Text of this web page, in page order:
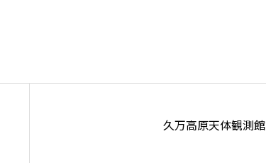
久万高原天体観測館